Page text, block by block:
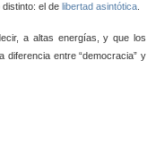
el de libertad asintótica
a altas energías, y que los
entre “democracia” y